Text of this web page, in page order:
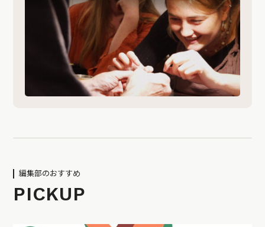
編集部のおすすめ
PICKUP